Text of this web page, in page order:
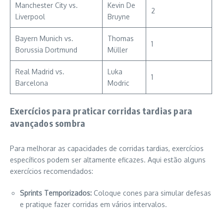
Manchester City vs.
Liverpool
Kevin De
Bruyne
2
Bayern Munich vs.
Borussia Dortmund
Thomas
Müller
1
Real Madrid vs.
Barcelona
Luka
Modric
1
Exercícios para praticar corridas tardias para
avançados sombra
Para melhorar as capacidades de corridas tardias, exercícios
específicos podem ser altamente eficazes. Aqui estão alguns
exercícios recomendados:
Sprints Temporizados: Coloque cones para simular defesas
e pratique fazer corridas em vários intervalos.